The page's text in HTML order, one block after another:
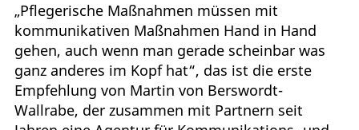
„Pflegerische Maßnahmen müssen mit
kommunikativen Maßnahmen Hand in Hand
gehen, auch wenn man gerade scheinbar was
ganz anderes im Kopf hat“, das ist die erste
Empfehlung von Martin von Berswordt-
Wallrabe, der zusammen mit Partnern seit